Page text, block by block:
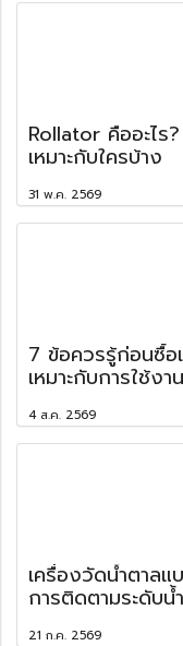
Rollator คืออะไร
เหมาะกับใครบ้าง
31 พ.ค. 2569
7 ข้อควรรู้ก่อนซื้อ
เหมาะกับการใช้งาน
4 ส.ค. 2569
เครื่องวัดน้ำตาลแ
การติดตามระดับน้
21 ก.ค. 2569